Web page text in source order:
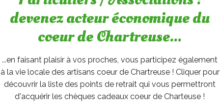
devenez acteur économique du
coeur de Chartreuse...
...en faisant plaisir à vos proches, vous participez également
à la vie locale des artisans coeur de Chartreuse ! Cliquer pour
découvrir la liste des points de retrait qui vous permettront
d'acquérir les chèques cadeaux coeur de Charteuse !